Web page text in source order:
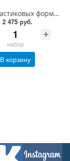
Набор пластиковых формодержателей Tarrago для обуви с амортизацией пятки, размер 38-44
2 475 руб.
набор
В корзину